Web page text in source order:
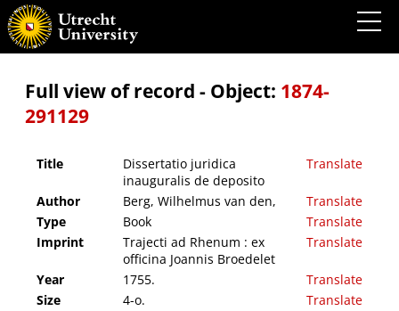
Dissertatio juridica inauguralis de deposito
Full view of record - Object: 1874-
291129
Title
Dissertatio juridica
inauguralis de deposito
Translate
Author Berg, Wilhelmus van den,
Translate
Type
Book
Translate
Imprint
Trajecti ad Rhenum : ex
officina Joannis Broedelet
Translate
Year 1755.
Translate
Size
4-o.
Translate